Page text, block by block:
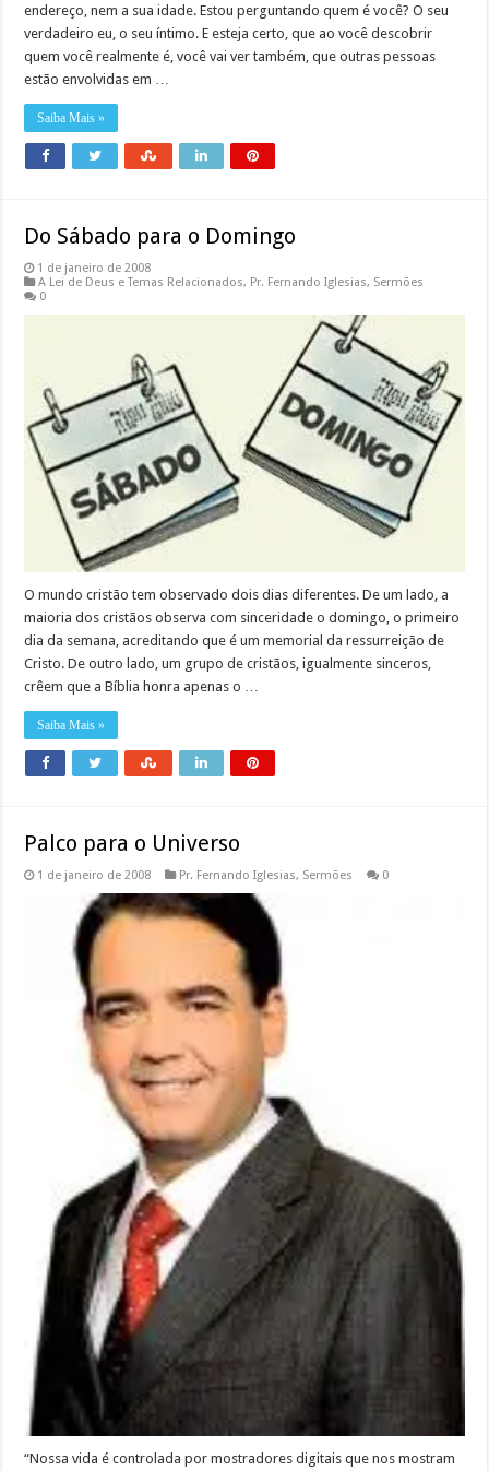
endereço, nem a sua idade. Estou perguntando quem é você? O seu
verdadeiro eu, o seu íntimo. E esteja certo, que ao você descobrir
quem você realmente é, você vai ver também, que outras pessoas
estão envolvidas em …
Saiba Mais »
Do Sábado para o Domingo
1 de janeiro de 2008
A Lei de Deus e Temas Relacionados, Pr. Fernando Iglesias, Sermões
0
O mundo cristão tem observado dois dias diferentes. De um lado, a
maioria dos cristãos observa com sinceridade o domingo, o primeiro
dia da semana, acreditando que é um memorial da ressurreição de
Cristo. De outro lado, um grupo de cristãos, igualmente sinceros,
crêem que a Bíblia honra apenas o …
Saiba Mais »
Palco para o Universo
1 de janeiro de 2008 Pr. Fernando Iglesias, Sermões 0
“Nossa vida é controlada por mostradores digitais que nos mostram